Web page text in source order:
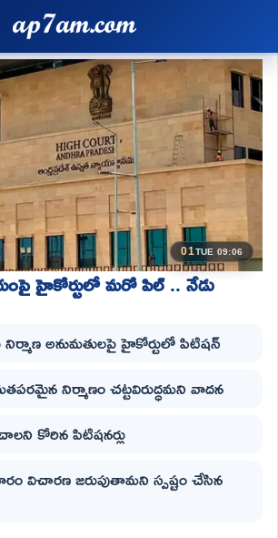
01TUE 09:06
హైకోర్టులో మరో పిల్ .. నేడు
అనుమతులపై హైకోర్టులో పిటిషన్
నిర్మాణం చట్టవిరుద్ధమని వాదన
కోరిన పిటిషనర్లు
విచారణ జరుపుతామని స్పష్టం చేసిన